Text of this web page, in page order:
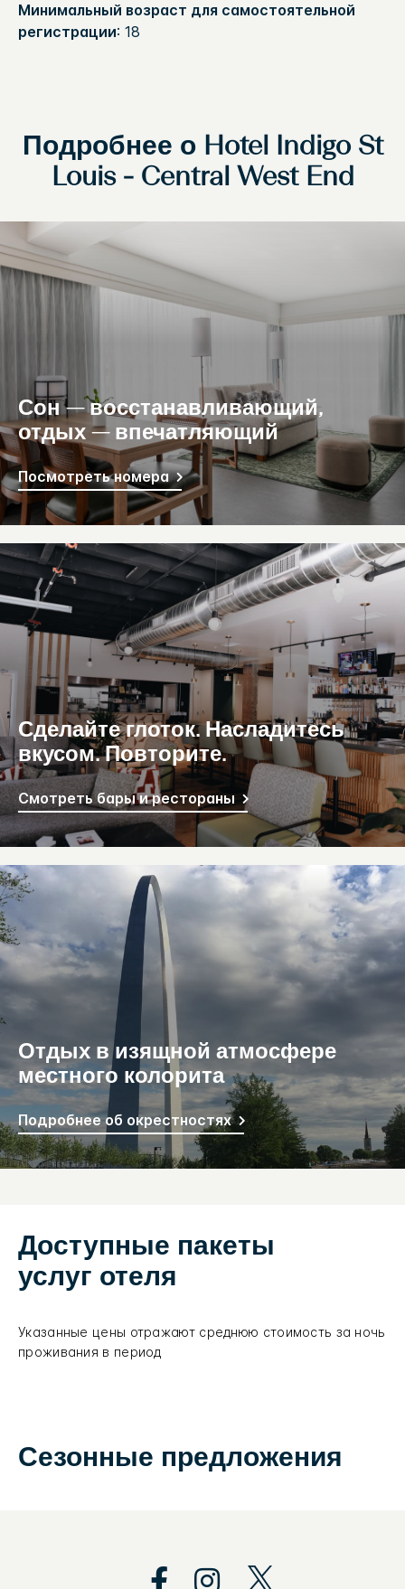
Минимальный возраст для самостоятельной
регистрации: 18
Подробнее о Hotel Indigo St
Louis - Central West End
Сон — восстанавливающий,
отдых — впечатляющий
Посмотреть номера
Сделайте глоток. Насладитесь
вкусом. Повторите.
Смотреть бары и рестораны
Отдых в изящной атмосфере
местного колорита
Подробнее об окрестностях
Доступные пакеты
услуг отеля
Указанные цены отражают среднюю стоимость за ночь
проживания в период
Сезонные предложения